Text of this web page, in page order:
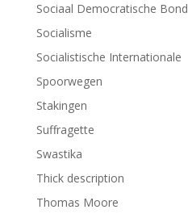
Sociaal Democratische Bond
Socialisme
Socialistische Internationale
Spoorwegen
Stakingen
Suffragette
Swastika
Thick description
Thomas Moore